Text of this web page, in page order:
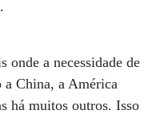
a necessidade de
a China, a América
há muitos outros. Isso